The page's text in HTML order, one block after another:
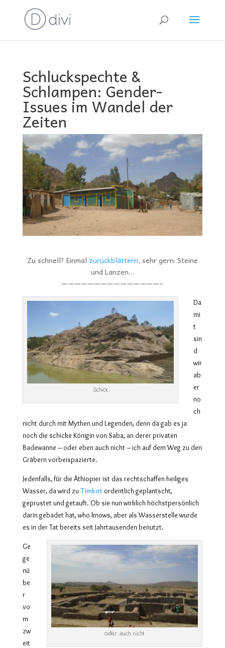
Schluckspechte &
Schlampen: Gender-
Issues im Wandel der
Zeiten
Zu schnell? Einmal zurückblättern, sehr gern: Steine
und Lanzen…
———————————————–
Schick
Da
mi
t
sin
d
wir
ab
er
no
ch
nicht durch mit Mythen und Legenden, denn da gab es ja
noch die schicke Königin von Saba, an derer privaten
Badewanne – oder eben auch nicht – ich auf dem Weg zu den
Gräbern vorbeispazierte.
Jedenfalls, für die Äthiopier ist das rechtschaffen heiliges
Wasser, da wird zu Timkatordentlich geplantscht,
geprustet und getauft. Ob sie nun wirklich höchstpersönlich
darin gebadet hat, who knows, aber als Wasserstelle wurde
es in der Tat bereits seit Jahrtausenden benutzt.
Oder auch nicht
Ge
ge
nü
be
r
vo
m
zw
eit